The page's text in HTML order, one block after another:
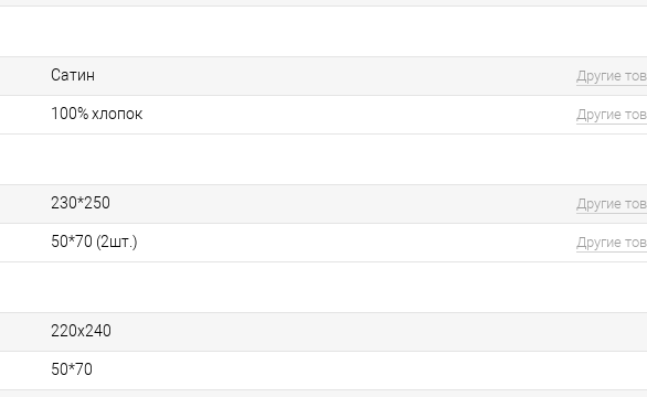
Сатин Другие
100% хлопок Другие
230*250 Другие
50*70 (2шт.) Другие
220x240
50*70